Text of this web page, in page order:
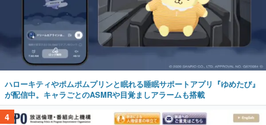
ハローキティやポムポムプリンと眠れる睡眠サポートアプリ『ゆめたび』
が配信中。キャラごとのASMRや目覚ましアラームも搭載
4